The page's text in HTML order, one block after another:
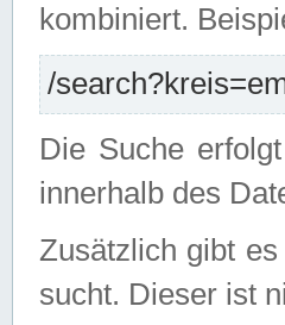
kombiniert.
/
Die Suche
innerhalb des
Zusätzlich gibt
sucht. Dieser ist